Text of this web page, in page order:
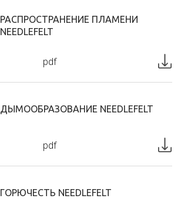
РАСПРОСТРАНЕНИЕ ПЛАМЕНИ
NEEDLEFELT
pdf
ДЫМООБРАЗОВАНИЕ NEEDLEFELT
pdf
ГОРЮЧЕСТЬ NEEDLEFELT